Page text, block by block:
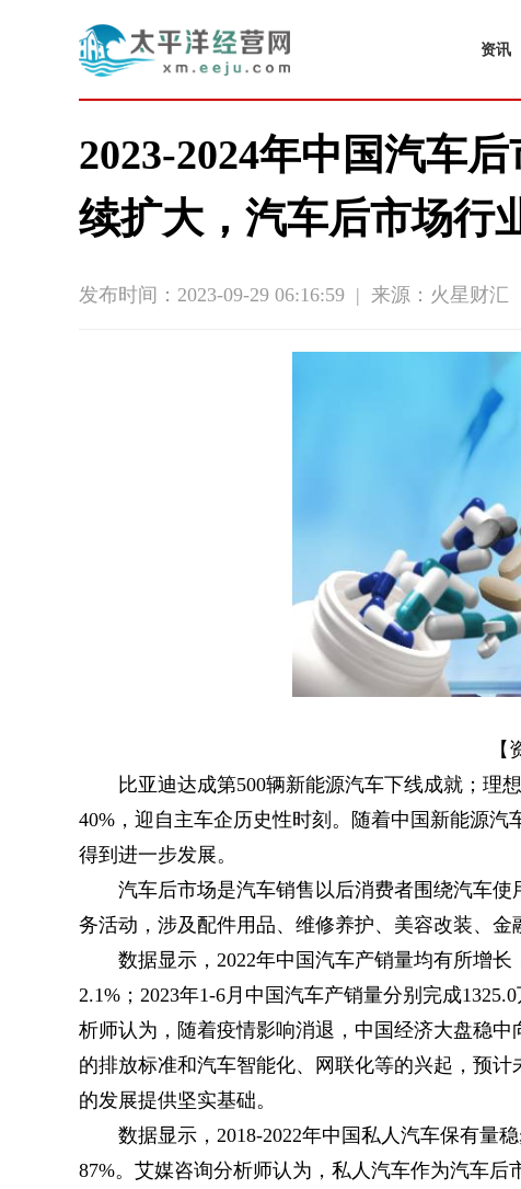
资讯
2023-2024年中国汽车
续扩大，汽车后市场行
发布时间：2023-09-29 06:16:59 | 来源：火星财汇
【
比亚迪达成第500辆新能源汽车下线成就；理
40%，迎自主车企历史性时刻。随着中国新能源
得到进一步发展。
汽车后市场是汽车销售以后消费者围绕汽车
务活动，涉及配件用品、维修养护、美容改装、金
数据显示，2022年中国汽车产销量均有所增长
2.1%；2023年1-6月中国汽车产销量分别完成
析师认为，随着疫情影响消退，中国经济大盘稳
的排放标准和汽车智能化、网联化等的兴起，预
的发展提供坚实基础。
数据显示，2018-2022年中国私人汽车保有量
87%。艾媒咨询分析师认为，私人汽车作为汽车